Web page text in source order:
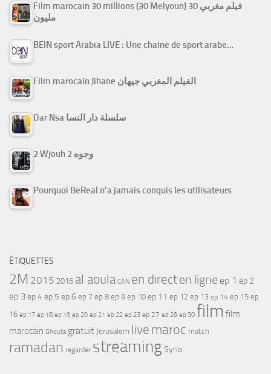
Film marocain 30 millions (30 Melyoun) فيلم مغربي 30
مليون
BEIN sport Arabia LIVE : Une chaine de sport arabe…
Film marocain Jihane الفيلم المغربي جيهان
Dar Nsa سلسلة دار النسا
2 Wjouh 2 وجوه
Pourquoi BeReal n’a jamais conquis les utilisateurs
ÉTIQUETTES
2M 2015 2016 al aoula CAN en directen ligne ep 1 ep 2
ep 3ep 4ep 5 ep 6 ep 7 ep 8 ep 9 ep 10 ep 11 ep 12 ep 13 ep 14 ep 15 ep
16 ep 17 ep 18 ep 19 ep 20 ep 21 ep 22 ep 23 ep 27 ep 28 ep 30 film film
marocain Ghouta gratuit Jerusalem live maroc match
ramadan regarder streamingSyria